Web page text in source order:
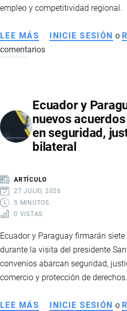
empleo y competitividad regional.
LEE MÁS SOBRE
FLORES
VENTAJA
FRENTE
A
COLOMBIA
ARANCELES
DE
ESTADOS
INICIE SESIÓN o
comentarios
Ecuador y
nuevos
en seguridad,
bilateral
ARTÍCULO
27 JULIO, 2026
5 MINUTOS
0 VISTAS
Ecuador y Paraguay firmarán
durante la visita del presidente
convenios abarcan seguridad,
comercio y protección de derechos.
LEE MÁS SOBRE
INICIE SESIÓN o